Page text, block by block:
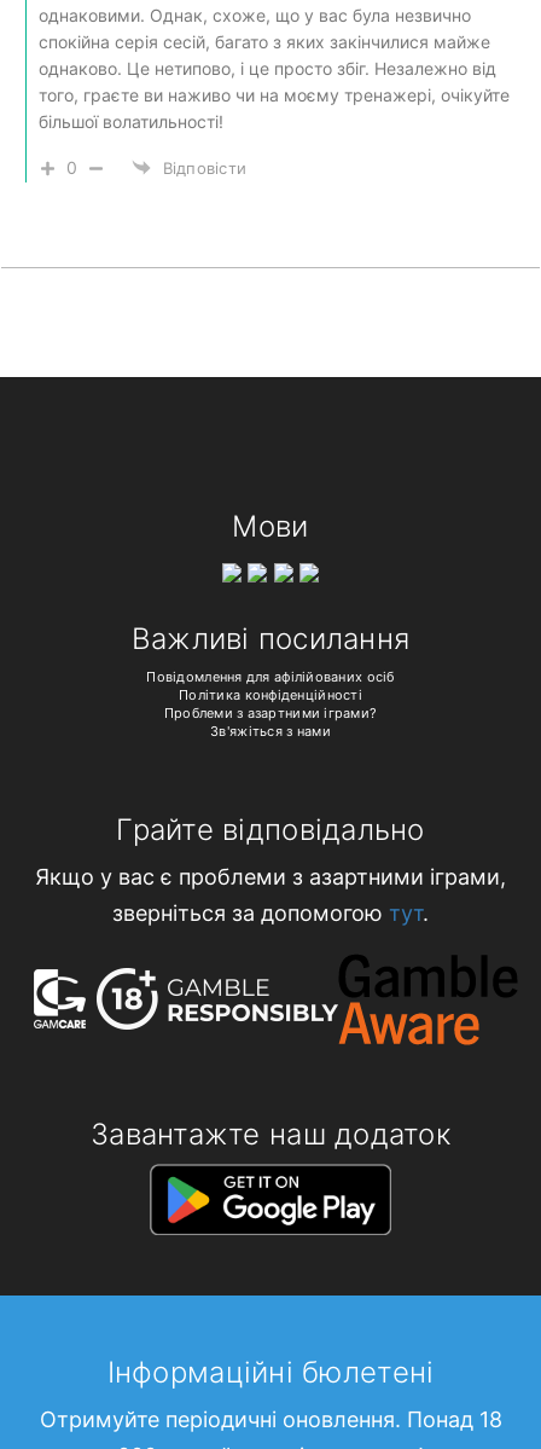
однаковими. Однак, схоже, що у вас була незвично
спокійна серія сесій, багато з яких закінчилися майже
однаково. Це нетипово, і це просто збіг. Незалежно від
того, граєте ви наживо чи на моєму тренажері, очікуйте
більшої волатильності!
0 Відповісти
Мови
Важливі посилання
Повідомлення для афілійованих осіб
Політика конфіденційності
Проблеми з азартними іграми?
Зв'яжіться з нами
Грайте відповідально
Якщо у вас є проблеми з азартними іграми,
зверніться за допомогою тут.
Завантажте наш додаток
Інформаційні бюлетені
Отримуйте періодичні оновлення. Понад 18